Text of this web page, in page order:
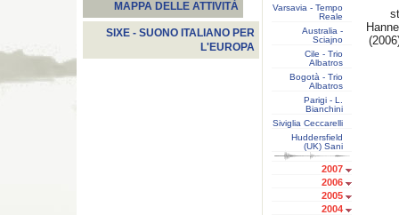
MAPPA DELLE ATTIVITÀ
SIXE - SUONO ITALIANO PER
L'EUROPA
Varsavia - Tempo
Reale
Australia -
Sciajno
Cile - Trio
Albatros
Bogotà - Trio
Albatros
Parigi - L.
Bianchini
Siviglia Ceccarelli
Huddersfield
(UK) Sani
2007
2006
2005
2004